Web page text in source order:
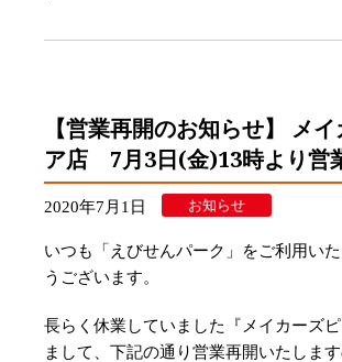
【営業再開のお知らせ】 メ
ア店 7月3日(金)13時より営
2020年7月1日 お知らせ
いつも「えびせんパーク」をご利用い
うございます。
長らく休業していました『メイカーズ
まして、下記の通り営業再開いたしま